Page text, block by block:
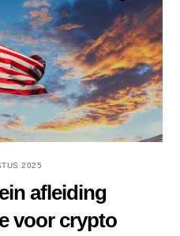
2025
afleiding
voor crypto